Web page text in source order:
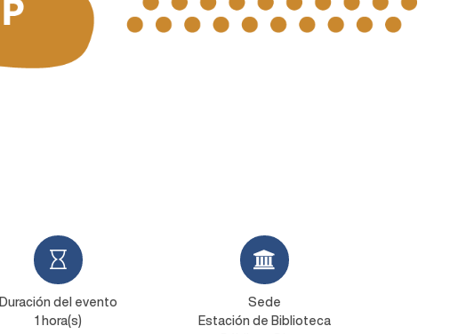
Duración del evento
1 hora(s)
Sede
Estación de Biblioteca